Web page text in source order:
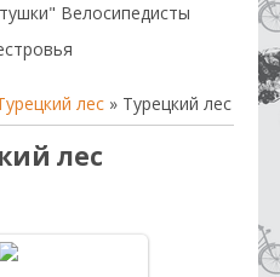
Велосипедисты
лес » Турецкий лес
лес